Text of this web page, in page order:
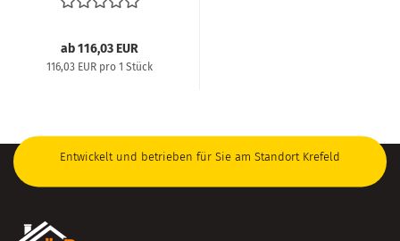
ab 116,03 EUR
116,03 EUR pro 1 Stück
Entwickelt und betrieben für Sie am Standort Krefeld